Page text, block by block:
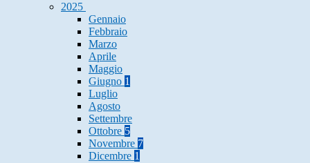
2025
Gennaio
Febbraio
Marzo
Aprile
Maggio
Giugno 1
Luglio
Agosto
Settembre
Ottobre 5
Novembre 7
Dicembre 1